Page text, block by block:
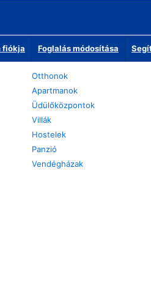
fiókja Foglalás módosítása
Otthonok
Apartmanok
Üdülőközpontok
Villák
Hostelek
Panzió
Vendégházak